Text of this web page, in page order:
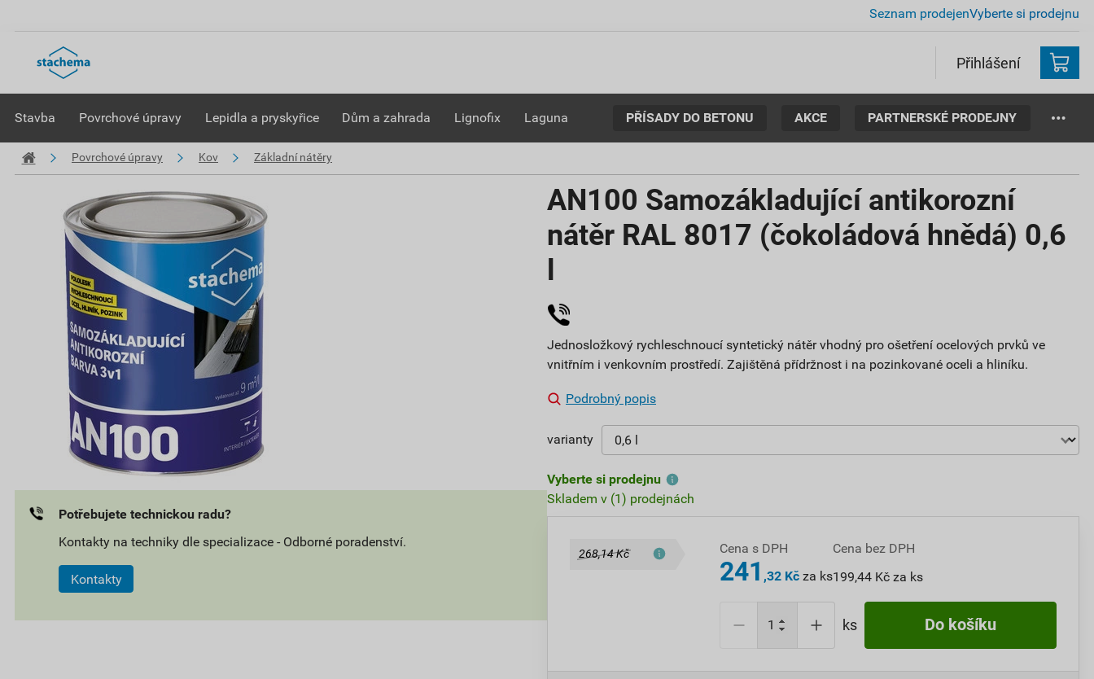
Seznam prodejenVyberte si prodejnu
Přihlášení
Stavba Povrchové úpravy Lepidla a pryskyřice Dům a zahrada Lignofix Laguna PŘÍSADY DO BETONU AKCE PARTNERSKÉ PRODEJNY
Povrchové úpravy Kov Základní nátěry
Potřebujete technickou radu?
Kontakty na techniky dle specializace - Odborné poradenství.
Kontakty
AN100 Samozákladující antikorozní
nátěr RAL 8017 (čokoládová hnědá) 0,6
Jednosložkový rychleschnoucí syntetický nátěr vhodný pro ošetření ocelových prvků ve
vnitřním i venkovním prostředí. Zajištěná přídržnost i na pozinkované oceli a hliníku.
Podrobný popis
varianty
Vyberte si prodejnu
Skladem v (1) prodejnách
268,14 Kč Cena s DPH
241 ,32 Kč za ks
Cena bez DPH
199,44 Kč za ks
ks Do košíku